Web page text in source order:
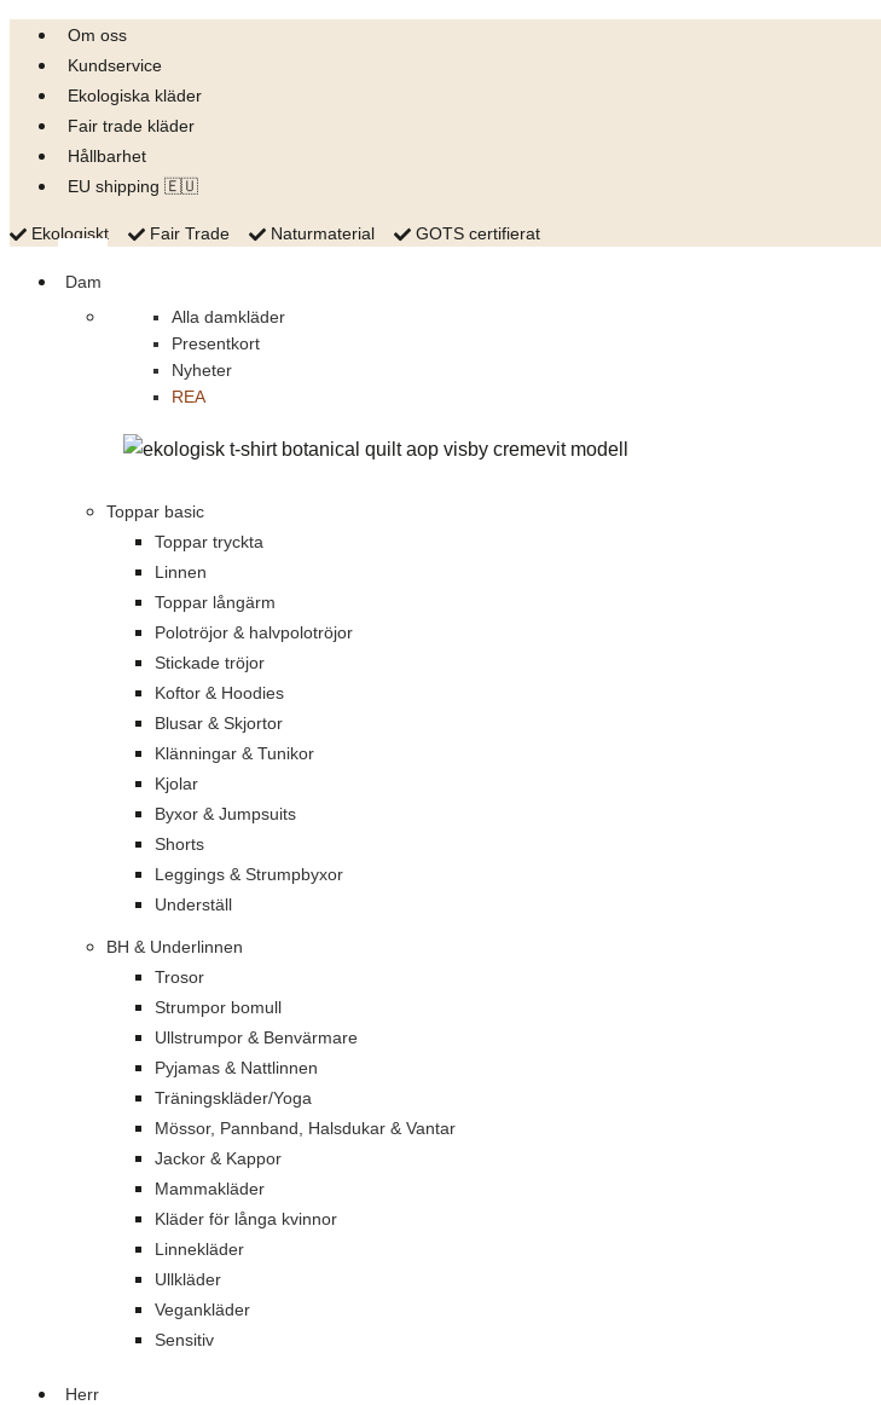
Skip
content
Om oss
Kundservice
Ekologiska kläder
Fair trade kläder
Hållbarhet
EU shipping 🇪🇺
Ekologiskt Fair Trade Naturmaterial GOTS certifierat
Dam
Alla damkläder
Presentkort
Nyheter
REA
Toppar basic
Toppar tryckta
Linnen
Toppar långärm
Polotröjor & halvpolotröjor
Stickade tröjor
Koftor & Hoodies
Blusar & Skjortor
Klänningar & Tunikor
Kjolar
Byxor & Jumpsuits
Shorts
Leggings & Strumpbyxor
Underställ
BH & Underlinnen
Trosor
Strumpor bomull
Ullstrumpor & Benvärmare
Pyjamas & Nattlinnen
Träningskläder/Yoga
Mössor, Pannband, Halsdukar & Vantar
Jackor & Kappor
Mammakläder
Kläder för långa kvinnor
Linnekläder
Ullkläder
Vegankläder
Sensitiv
Herr